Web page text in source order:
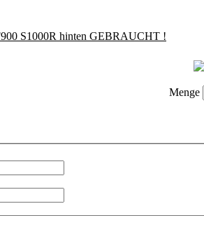
S1000R hinten GEBRAUCHT !
Menge